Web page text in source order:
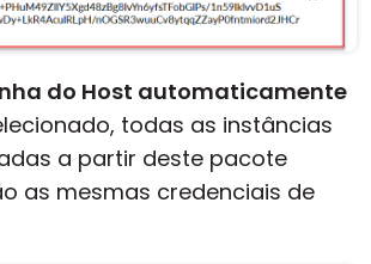
do Host automaticamente
todas as instâncias
a partir deste pacote
as mesmas credenciais de